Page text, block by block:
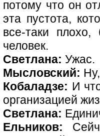
потому что он
эта пустота,
все-таки
человек.
Светлана: Ужас.
Мысловский:
Кобаладзе: И
организацией
Светлана:
Ельников: